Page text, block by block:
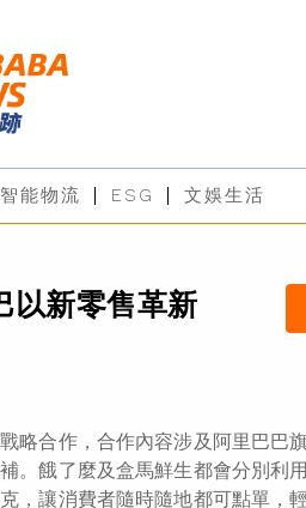
智能物流 ESG 文娛生活
以新零售革新
合作，合作內容涉及阿里巴巴
。餓了麼及盒馬鮮生都會分別利
讓消費者隨時隨地都可點單，